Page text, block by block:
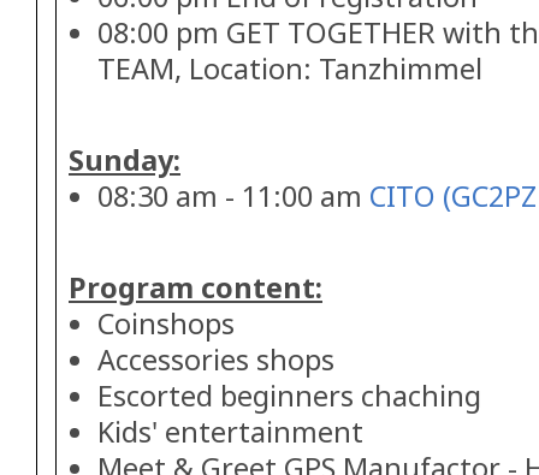
08:00 pm GET TOGETHER with
TEAM, Location: Tanzhimmel
Sunday:
08:30 am - 11:00 am CITO
Program content:
Coinshops
Accessories shops
Escorted beginners chaching
Kids' entertainment